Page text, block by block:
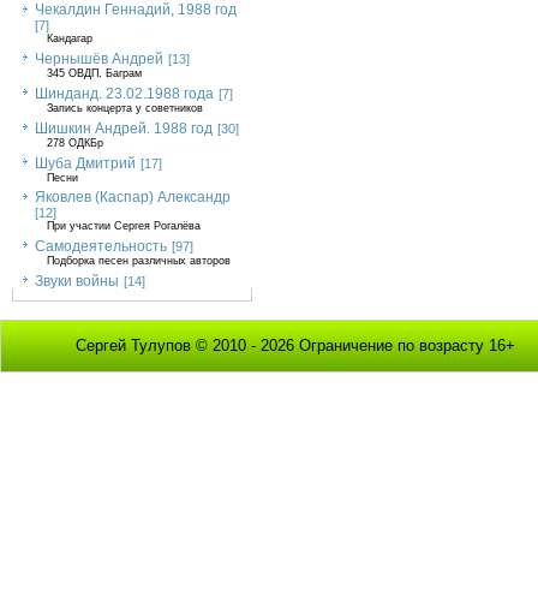
Чекалдин Геннадий, 1988 год
[7]
Кандагар
Чернышёв Андрей [13]
345 ОВДП, Баграм
Шинданд. 23.02.1988 года [7]
Запись концерта у советников
Шишкин Андрей. 1988 год [30]
278 ОДКБр
Шуба Дмитрий [17]
Песни
Яковлев (Каспар) Александр
[12]
При участии Сергея Рогалёва
Самодеятельность [97]
Подборка песен различных авторов
Звуки войны [14]
Сергей Тулупов © 2010 - 2026 Ограничение по возрасту 16+